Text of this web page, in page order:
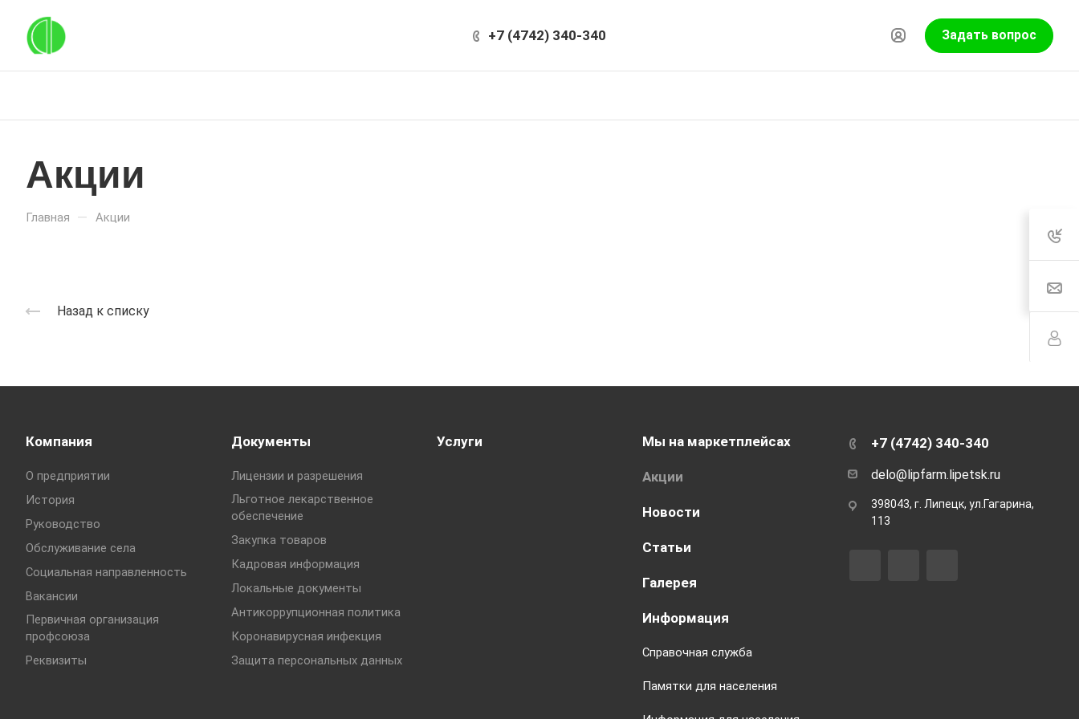
+7 (4742) 340-340 Задать вопрос
Акции
Главная — Акции
Назад к списку
Компания
О предприятии
История
Руководство
Обслуживание села
Социальная направленность
Вакансии
Первичная организация
профсоюза
Реквизиты
Документы
Лицензии и разрешения
Льготное лекарственное
обеспечение
Закупка товаров
Кадровая информация
Локальные документы
Антикоррупционная политика
Коронавирусная инфекция
Защита персональных данных
Услуги Мы на маркетплейсах
Акции
Новости
Статьи
Галерея
Информация
Справочная служба
Памятки для населения
+7 (4742) 340-340
delo@lipfarm.lipetsk.ru
398043, г. Липецк, ул.Гагарина,
113